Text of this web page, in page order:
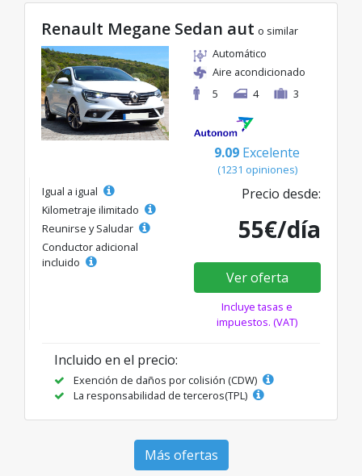
Renault Megane Sedan aut o similar
Automático
Aire acondicionado
5
4 3
9.09 Excelente
(1231 opiniones)
Igual a igual
Kilometraje ilimitado
Reunirse y Saludar
Conductor adicional
incluido
Precio desde:
55€/día
Ver oferta
Incluye tasas e
impuestos. (VAT)
Incluido en el precio:
Exención de daños por colisión (CDW)
La responsabilidad de terceros(TPL)
Más ofertas